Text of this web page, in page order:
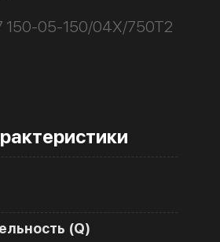
150-05-150/04Х/750Т2
(Q)